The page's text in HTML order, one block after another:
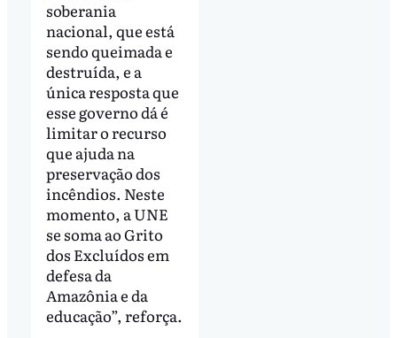
soberania
nacional, que está
sendo queimada e
destruída, e a
única resposta que
esse governo dá é
limitar o recurso
que ajuda na
preservação dos
incêndios. Neste
momento, a UNE
se soma ao Grito
dos Excluídos em
defesa da
Amazônia e da
educação”, reforça.